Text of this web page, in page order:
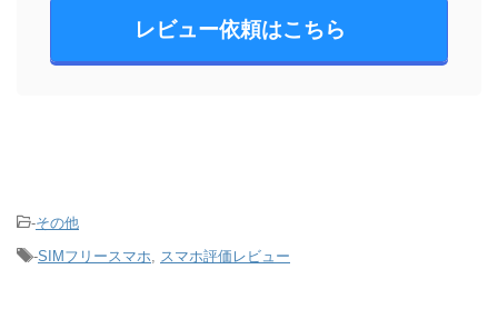
レビュー依頼はこちら
-その他
-SIMフリースマホ, スマホ評価レビュー